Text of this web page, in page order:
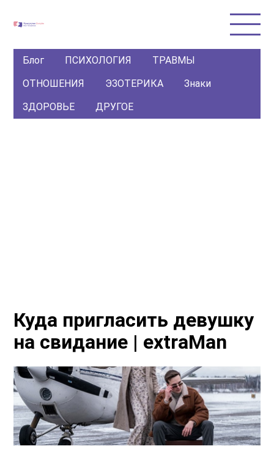
Блог ПСИХОЛОГИЯ
ТРАВМЫ
ОТНОШЕНИЯ
ЭЗОТЕРИКА
Знаки
ЗДОРОВЬЕ
ДРУГОЕ
Куда пригласить девушку
на свидание | extraMan